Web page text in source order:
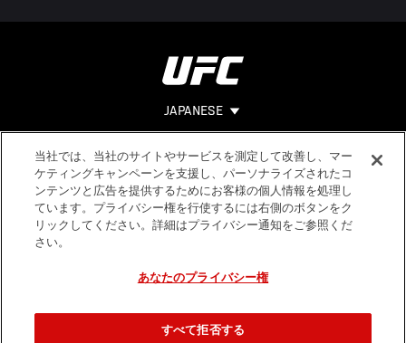
JAPANESE
Footer ヘルプ
法的事項
利用規約
個人情報保
当社では、当社のサイトやサービスを測定して改善し、マー
ケティングキャンペーンを支援し、パーソナライズされたコ
ンテンツと広告を提供するためにお客様の個人情報を処理し
ています。プライバシー権を行使するには右側のボタンをク
リックしてください。詳細はプライバシー通知をご参照くだ
さい。
あなたのプライバシー権
すべて拒否する